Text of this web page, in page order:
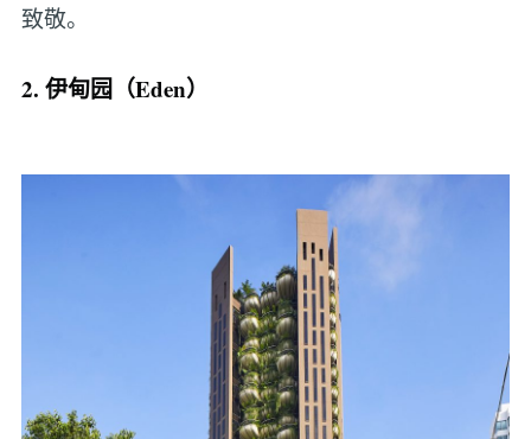
致敬。
2. 伊甸园（Eden）